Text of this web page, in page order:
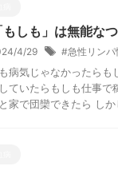
もしも」は無能な
4/29 #急性リンパ
病気じゃなかったら
ていたらもしも仕事で
家で団欒できたら し